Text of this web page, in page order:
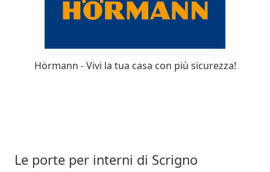
Hörmann - Vivi la tua casa con più sicurezza!
Le porte per interni di Scrigno